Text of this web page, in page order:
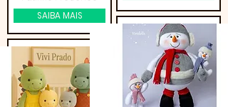
SAIBA MAIS